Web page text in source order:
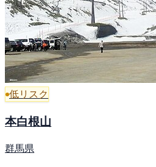
低リスク
本白根山
群馬県